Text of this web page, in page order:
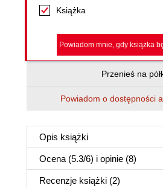
Książka
Powiadom mnie, gdy książka
Przenieś na
Powiadom o dostępności
Opis książki
Ocena (5.3/6) i opinie (8)
Recenzje książki (2)